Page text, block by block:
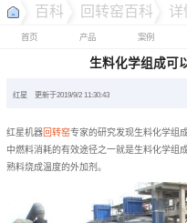
百科 回转窑百科 详
首页 产品 案例
生料化学组成可
红星 更新于2019/9/2 11:30:43
红星机器回转窑专家的研究发现生料化学组
中燃料消耗的有效途径之一就是生料化学组
熟料烧成温度的外加剂。